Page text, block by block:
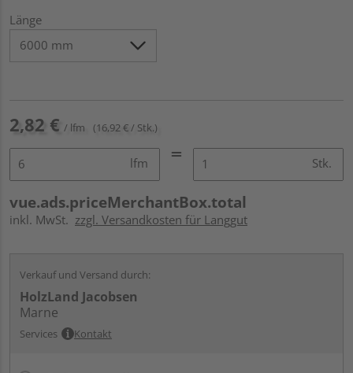
Länge
2,82 € / lfm (16,92 € / Stk.)
lfm Stk.
vue.ads.priceMerchantBox.total
inkl. MwSt. zzgl. Versandkosten für Langgut
Verkauf und Versand durch:
HolzLand Jacobsen
Marne
Services Kontakt